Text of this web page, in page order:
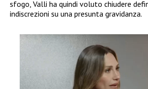
sfogo, Valli ha quindi voluto chiudere
indiscrezioni su una presunta gravidanza.